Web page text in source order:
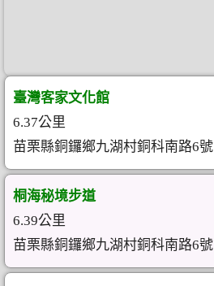
臺灣客家文化館
6.37公里
苗栗縣銅鑼鄉九湖村銅科南路6號
桐海秘境步道
6.39公里
苗栗縣銅鑼鄉九湖村銅科南路6號